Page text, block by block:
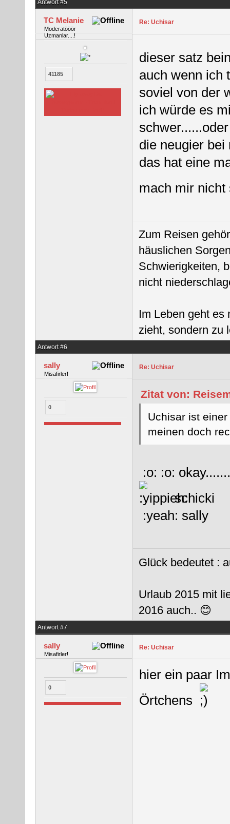
Antwort #5
TC Melanie
Moderatööör
Uzmanlar....!
41185
Re: Uchisar
dieser satz
auch wenn ich
soviel von der
ich würde es
die neugier bei
das hat eine
mach mir
Zum Reisen
häuslichen
Schwierigkeiten,
nicht
Im Leben geht es
zieht, sondern zu
Antwort #6
sally
Misafirler!
0
Re: Uchisar
Zitat von:
Uchisar ist
meinen doch
:o: :o:
schicki
:yeah: sally
Glück bedeutet :
Urlaub 2015 mit
2016 auch.. 😊
Antwort #7
sally
Misafirler!
0
Re: Uchisar
hier ein paar
Örtchens